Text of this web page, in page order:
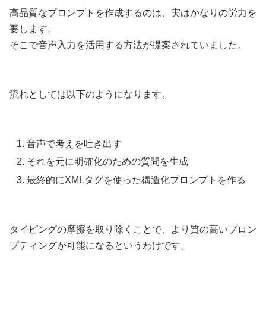
高品質なプロンプトを作成するのは、実はかなりの労力を
要します。
そこで音声入力を活用する方法が提案されていました。
流れとしては以下のようになります。
音声で考えを吐き出す
それを元に明確化のための質問を生成
最終的にXMLタグを使った構造化プロンプトを作る
タイピングの摩擦を取り除くことで、より質の高いプロン
プティングが可能になるというわけです。